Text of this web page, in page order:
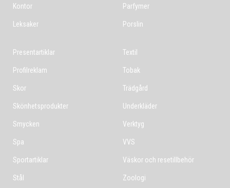
Kontor
Leksaker
Parfymer
Porslin
Presentartiklar
Profilreklam
Skor
Skönhetsprodukter
Smycken
Spa
Sportartiklar
Stål
Textil
Tobak
Trädgård
Underkläder
Verktyg
VVS
Väskor och resetillbehör
Zoologi